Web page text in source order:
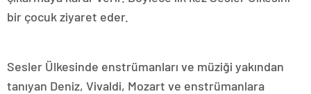
bir çocuk ziyaret eder.
Sesler Ülkesinde enstrümanları ve müziği yakından
tanıyan Deniz, Vivaldi, Mozart ve enstrümanlara